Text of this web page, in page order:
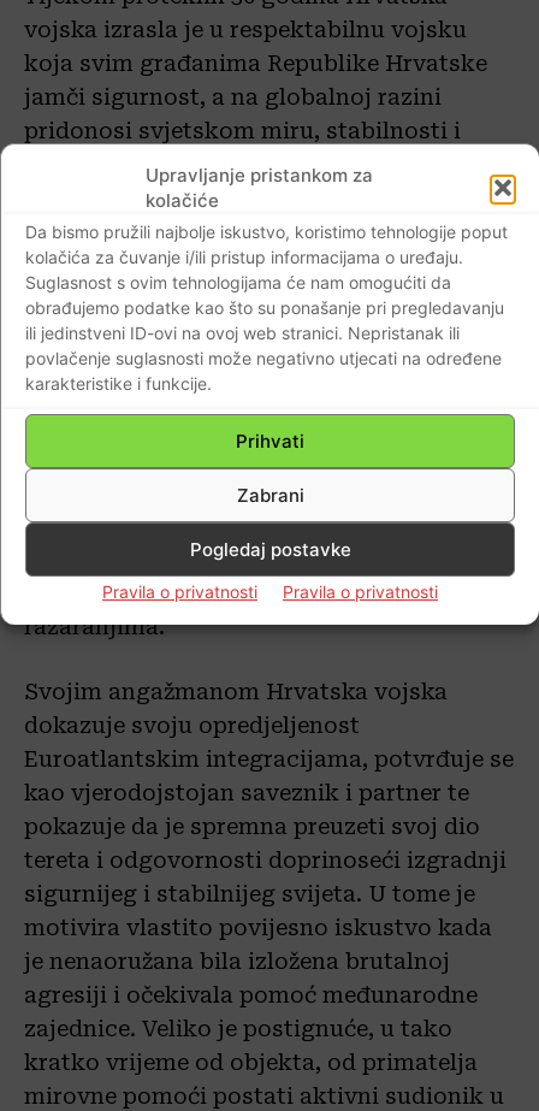
Upravljanje pristankom za
kolačiće
Da bismo pružili najbolje iskustvo, koristimo tehnologije poput
kolačića za čuvanje i/ili pristup informacijama o uređaju.
Suglasnost s ovim tehnologijama će nam omogućiti da
obrađujemo podatke kao što su ponašanje pri pregledavanju
ili jedinstveni ID-ovi na ovoj web stranici. Nepristanak ili
povlačenje suglasnosti može negativno utjecati na određene
karakteristike i funkcije.
Prihvati
Zabrani
Pogledaj postavke
Pravila o privatnosti Pravila o privatnosti
vojska izrasla je u respektabilnu vojsku
koja svim građanima Republike Hrvatske
jamči sigurnost, a na globalnoj razini
pridonosi svjetskom miru, stabilnosti i
sigurnosti sudjelujući u međunarodnim
misijama i operacijama potpore miru.
Aktivan doprinos u NATO-ovim
operacijama i misijama UN-a i EU-a
Kao članica UN-a, EU-a i NATO-a, Hrvatska
više od dva desetljeća sudjeluje u mirovnim
misijama, operacijama i aktivnostima, od
Litve, Poljske i Kosova preko Zapadne
Sahare i Sredozemlja do Iraka i
Afganistana, potaknuta potrebom pružanja
humanitarne pomoći u nesrećama,
stradavanjima, patnjama ili velikim
razaranjima.
Svojim angažmanom Hrvatska vojska
dokazuje svoju opredjeljenost
Euroatlantskim integracijama, potvrđuje se
kao vjerodojstojan saveznik i partner te
pokazuje da je spremna preuzeti svoj dio
tereta i odgovornosti doprinoseći izgradnji
sigurnijeg i stabilnijeg svijeta. U tome je
motivira vlastito povijesno iskustvo kada
je nenaoružana bila izložena brutalnoj
agresiji i očekivala pomoć međunarodne
zajednice. Veliko je postignuće, u tako
kratko vrijeme od objekta, od primatelja
mirovne pomoći postati aktivni sudionik u